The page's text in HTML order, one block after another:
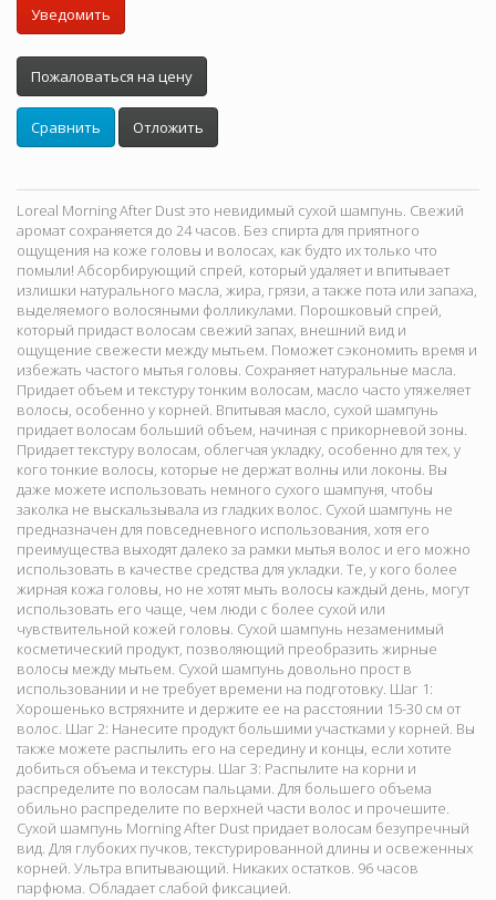
Уведомить
Пожаловаться на цену
Сравнить Отложить
Loreal Morning After Dust это невидимый сухой шампунь. Свежий
аромат сохраняется до 24 часов. Без спирта для приятного
ощущения на коже головы и волосах, как будто их только что
помыли! Абсорбирующий спрей, который удаляет и впитывает
излишки натурального масла, жира, грязи, а также пота или запаха,
выделяемого волосяными фолликулами. Порошковый спрей,
который придаст волосам свежий запах, внешний вид и
ощущение свежести между мытьем. Поможет сэкономить время и
избежать частого мытья головы. Сохраняет натуральные масла.
Придает объем и текстуру тонким волосам, масло часто утяжеляет
волосы, особенно у корней. Впитывая масло, сухой шампунь
придает волосам больший объем, начиная с прикорневой зоны.
Придает текстуру волосам, облегчая укладку, особенно для тех, у
кого тонкие волосы, которые не держат волны или локоны. Вы
даже можете использовать немного сухого шампуня, чтобы
заколка не выскальзывала из гладких волос. Сухой шампунь не
предназначен для повседневного использования, хотя его
преимущества выходят далеко за рамки мытья волос и его можно
использовать в качестве средства для укладки. Те, у кого более
жирная кожа головы, но не хотят мыть волосы каждый день, могут
использовать его чаще, чем люди с более сухой или
чувствительной кожей головы. Сухой шампунь незаменимый
косметический продукт, позволяющий преобразить жирные
волосы между мытьем. Сухой шампунь довольно прост в
использовании и не требует времени на подготовку. Шаг 1:
Хорошенько встряхните и держите ее на расстоянии 15-30 см от
волос. Шаг 2: Нанесите продукт большими участками у корней. Вы
также можете распылить его на середину и концы, если хотите
добиться объема и текстуры. Шаг 3: Распылите на корни и
распределите по волосам пальцами. Для большего объема
обильно распределите по верхней части волос и прочешите.
Сухой шампунь Morning After Dust придает волосам безупречный
вид. Для глубоких пучков, текстурированной длины и освеженных
корней. Ультра впитывающий. Никаких остатков. 96 часов
парфюма. Обладает слабой фиксацией.